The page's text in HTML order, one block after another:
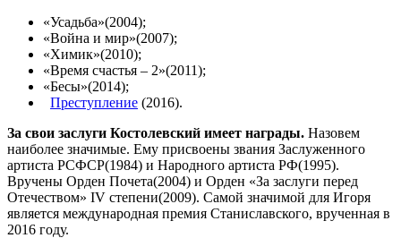
«Усадьба»(2004);
«Война и мир»(2007);
«Химик»(2010);
«Время счастья – 2»(2011);
«Бесы»(2014);
Преступление (2016).
За свои заслуги Костолевский имеет награды. Назовем
наиболее значимые. Ему присвоены звания Заслуженного
артиста РСФСР(1984) и Народного артиста РФ(1995).
Вручены Орден Почета(2004) и Орден «За заслуги перед
Отечеством» IV степени(2009). Самой значимой для Игоря
является международная премия Станиславского, врученная в
2016 году.